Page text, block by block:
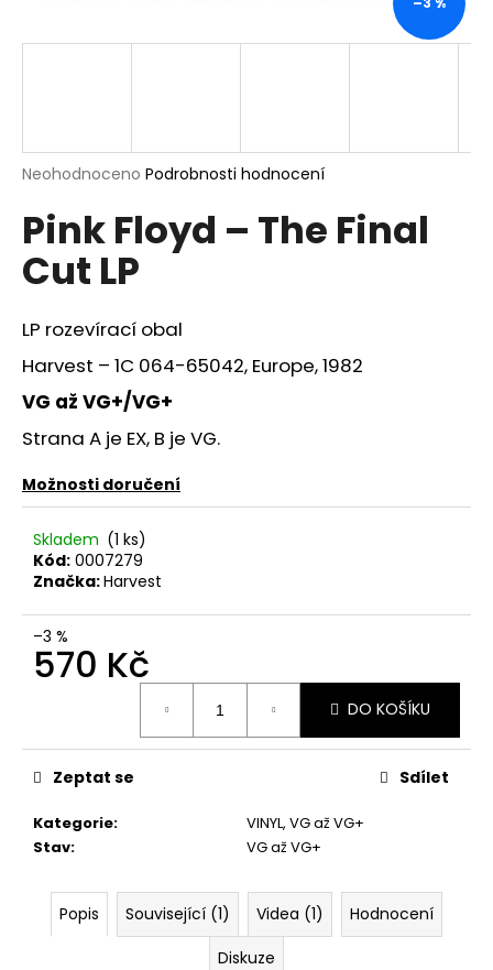
Průměrné
produktu
je
0,0
z
hvězdiček.
Neohodnoceno Podrobnosti hodnocení
Pink Floyd – The Final
Cut LP
LP rozevírací obal
Harvest – 1C 064-65042, Europe, 1982
VG až VG+/VG+
Strana A je EX, B je VG.
Možnosti doručení
Skladem (1 ks)
Kód: 0007279
Značka:Harvest
–3 %
570 Kč
DO KOŠÍKU
Kategorie: VINYL, VG až VG+
Stav: VG až VG+
Zeptat se Sdílet
Popis Související (1) Videa (1)
Hodnocení
Diskuze
j
?
o
p
r
u
č
e
m
e
PINK
PIPER
AT
GATES
OF
DAWN
290